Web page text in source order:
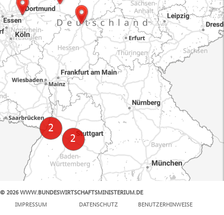
© 2026 WWW.BUNDESWIRTSCHAFTSMINISTERIUM.DE
IMPRESSUM
DATENSCHUTZ BENUTZERHINWEISE